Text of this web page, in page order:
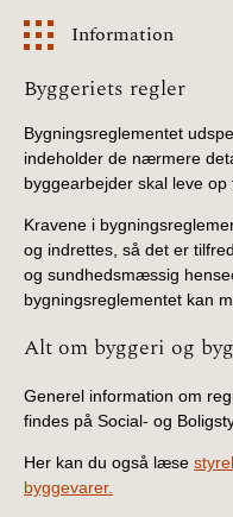
Information
Information
Byggeriets regler
Bygningsreglementet
indeholder de nærmere
byggearbejder skal leve op
Kravene i
og indrettes, så det er
og sundhedsmæssig
bygningsreglementet kan
Alt om byggeri og
Generel information om
findes på Social- og
Her kan du også læse
byggevarer.